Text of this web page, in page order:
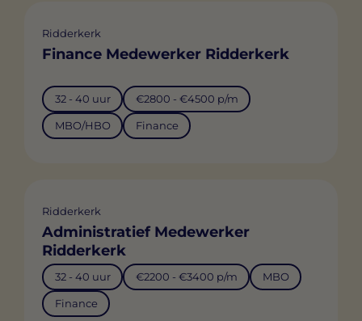
Ridderkerk
Finance Medewerker Ridderkerk
32 - 40 uur €2800 - €4500 p/m
MBO/HBO Finance
Ridderkerk
Administratief Medewerker
Ridderkerk
32 - 40 uur €2200 - €3400 p/m MBO
Finance